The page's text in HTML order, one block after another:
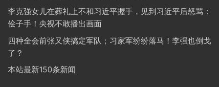
李克强女儿在葬礼上不和习近平握手，见到习近平后怒骂：
侩子手！央视不敢播出画面
四种全会前张又侠搞定军队；习家军纷纷落马！李强也倒戈
了？
本站最新150条新闻